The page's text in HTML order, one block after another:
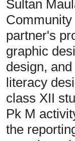
Sultan
partner's
graphic
design,
literacy
class XII
Pk M
the